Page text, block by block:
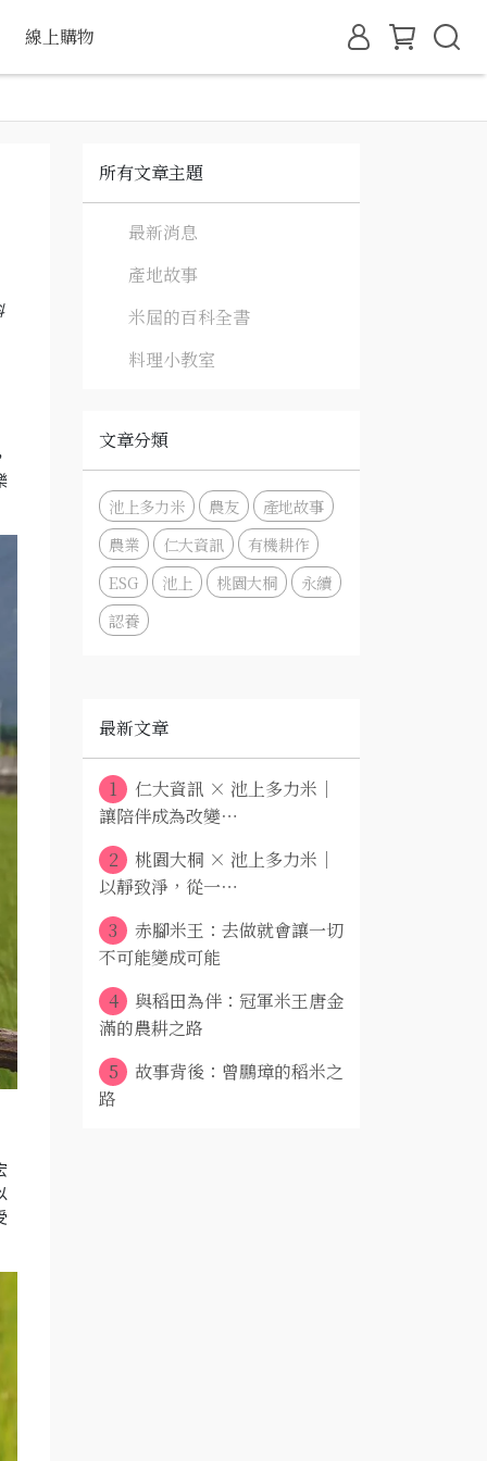
線上購物
所有文章主題
最新消息
產地故事
米屆的百科全書
料理小教室
文章分類
池上多力米 農友
產地故事
農業
仁大資訊
有機耕作
ESG
池上 桃園大桐
永續
認養
最新文章
1
仁大資訊 × 池上多力米｜
讓陪伴成為改變⋯
2
桃園大桐 × 池上多力米｜
以靜致淨，從一⋯
3
赤腳米王：去做就會讓一切
不可能變成可能
4
與稻田為伴：冠軍米王唐金
滿的農耕之路
5
故事背後：曾鵬璋的稻米之
路